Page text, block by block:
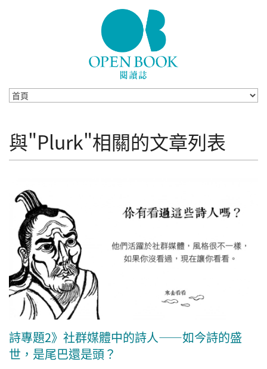
與"Plurk"相關的文章列表
詩專題2》社群媒體中的詩人——如今詩的盛
世，是尾巴還是頭？